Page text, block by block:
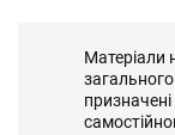
Матеріали